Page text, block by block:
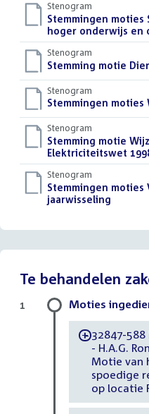
Stenogram
Download
bestand:
Stemmingen moties
hoger onderwijs en
Stenogram
Download
bestand:
Stemming motie
Stenogram
Download
bestand:
Stemmingen
Stenogram
Download
bestand:
Stemming motie
Elektriciteitswet
Stenogram
Download
bestand:
Stemmingen moties
jaarwisseling
Te behandelen
Moties
-32847-
- H.A.G.
Motie van
spoedige
op locatie
1